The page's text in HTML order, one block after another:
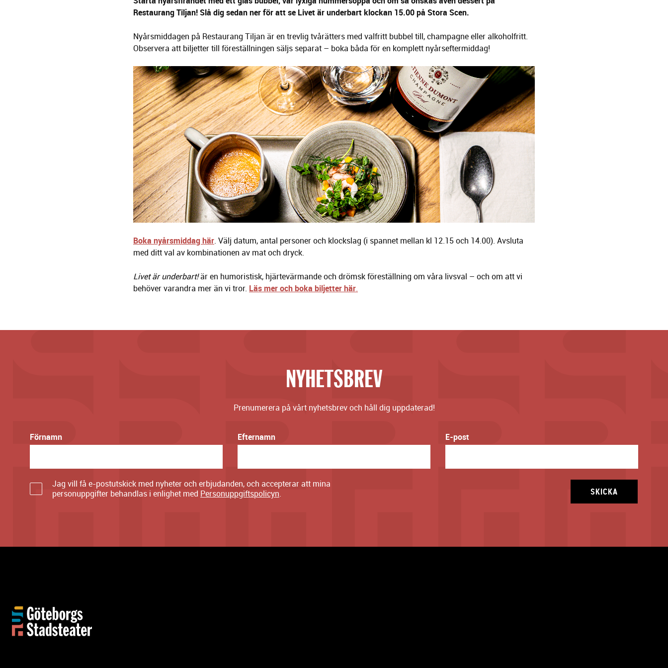
e
i
n
Restaurang Tiljan! Slå dig sedan ner för att se Livet är underbart klockan 15.00 på Stora Scen.
Nyårsmiddagen på Restaurang Tiljan är en trevlig tvårätters med valfritt bubbel till, champagne eller alkoholfritt.
Observera att biljetter till föreställningen säljs separat – boka båda för en komplett nyårseftermiddag!
Boka nyårsmiddag här. Välj datum, antal personer och klockslag (i spannet mellan kl 12.15 och 14.00). Avsluta
med ditt val av kombinationen av mat och dryck.
Livet är underbart!är en humoristisk, hjärtevärmande och drömsk föreställning om våra livsval – och om att vi
behöver varandra mer än vi tror. Läs mer och boka biljetter här.
NYHETSBREV
Prenumerera på vårt nyhetsbrev och håll dig uppdaterad!
Förnamn Efternamn E-post
Jag vill få e-postutskick med nyheter och erbjudanden, och accepterar att mina
personuppgifter behandlas i enlighet med Personuppgiftspolicyn. SKICKA